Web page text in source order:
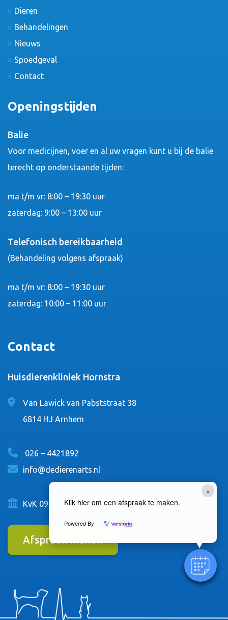
×
Klik hier om een afspraak te maken.
Powered By
Dieren
Behandelingen
Nieuws
Spoedgeval
Contact
Openingstijden
Balie
Voor medicijnen, voer en al uw vragen kunt u bij de balie
terecht op onderstaande tijden:
ma t/m vr: 8:00 – 19:30 uur
zaterdag: 9:00 – 13:00 uur
Telefonisch bereikbaarheid
(Behandeling volgens afspraak)
ma t/m vr: 8:00 – 19:30 uur
zaterdag: 10:00 – 11:00 uur
Contact
Huisdierenkliniek Hornstra
Van Lawick van Pabststraat 38
6814 HJ Arnhem
026 – 4421892
info@dedierenarts.nl
KvK 09105084
Afspraak maken